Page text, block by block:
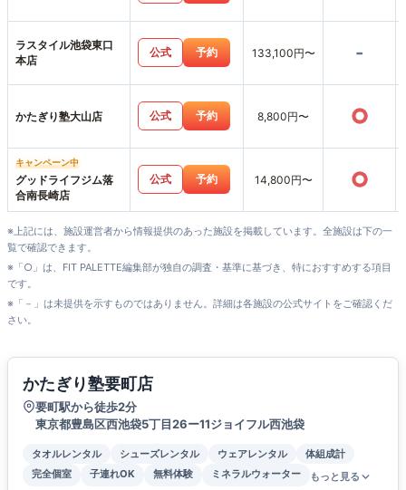
ラスタイル池袋東口
本店
公式 予約 133,100円〜 -
かたぎり塾大山店 公式 予約 8,800円〜 ○
キャンペーン中
グッドライフジム落
合南長崎店
公式 予約 14,800円〜 ○
※上記には、施設運営者から情報提供のあった施設を掲載しています。全施設は下の一
覧で確認できます。
※「○」は、FIT PALETTE編集部が独自の調査・基準に基づき、特におすすめする項目
です。
※「－」は未提供を示すものではありません。詳細は各施設の公式サイトをご確認くだ
さい。
かたぎり塾要町店
要町駅から徒歩2分
東京都豊島区西池袋5丁目26ー11ジョイフル西池袋
タオルレンタル シューズレンタル ウェアレンタル
体組成計
完全個室
子連れOK 無料体験 ミネラルウォーター もっと見る